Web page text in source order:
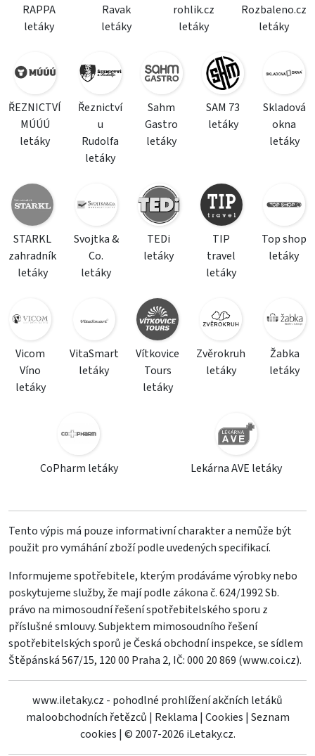
RAPPA
letáky
Ravak
letáky
rohlik.cz
letáky
Rozbaleno.cz
letáky
ŘEZNICTVÍ
MÚÚÚ
letáky
Řeznictví
u
Rudolfa
letáky
Sahm
Gastro
letáky
SAM 73
letáky
Skladová
okna
letáky
STARKL
zahradník
letáky
Svojtka &
Co.
letáky
TEDi
letáky
TIP
travel
letáky
Top shop
letáky
Vicom
Víno
letáky
VitaSmart
letáky
Vítkovice
Tours
letáky
Zvěrokruh
letáky
Žabka
letáky
CoPharm letáky Lekárna AVE letáky
Tento výpis má pouze informativní charakter a nemůže být
použit pro vymáhání zboží podle uvedených specifikací.
Informujeme spotřebitele, kterým prodáváme výrobky nebo
poskytujeme služby, že mají podle zákona č. 624/1992 Sb.
právo na mimosoudní řešení spotřebitelského sporu z
příslušné smlouvy. Subjektem mimosoudního řešení
spotřebitelských sporů je Česká obchodní inspekce, se sídlem
Štěpánská 567/15, 120 00 Praha 2, IČ: 000 20 869 (www.coi.cz).
www.iletaky.cz - pohodlné prohlížení akčních letáků
maloobchodních řetězců | Reklama | Cookies | Seznam
cookies | © 2007-2026 iLetaky.cz.